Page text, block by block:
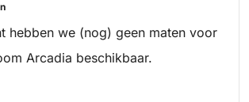
hebben we (nog) geen maten voor
Arcadia beschikbaar.